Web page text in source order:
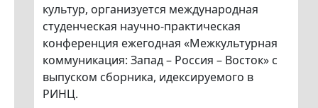
культур, организуется международная
студенческая научно-практическая
конференция ежегодная «Межкультурная
коммуникация: Запад – Россия – Восток» с
выпуском сборника, идексируемого в
РИНЦ.